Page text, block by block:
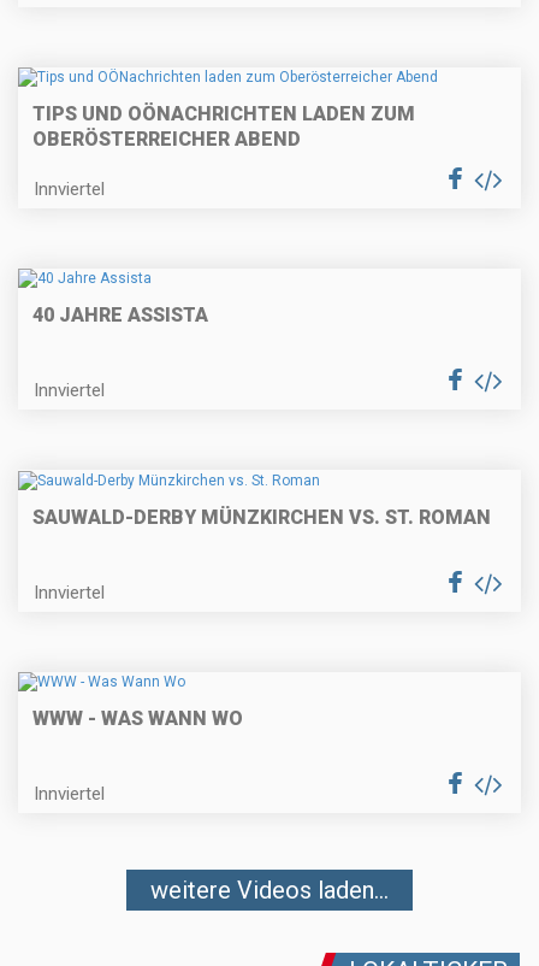
TIPS UND OÖNACHRICHTEN LADEN ZUM
OBERÖSTERREICHER ABEND
Innviertel
40 JAHRE ASSISTA
Innviertel
SAUWALD-DERBY MÜNZKIRCHEN VS. ST. ROMAN
Innviertel
WWW - WAS WANN WO
Innviertel
weitere Videos laden...